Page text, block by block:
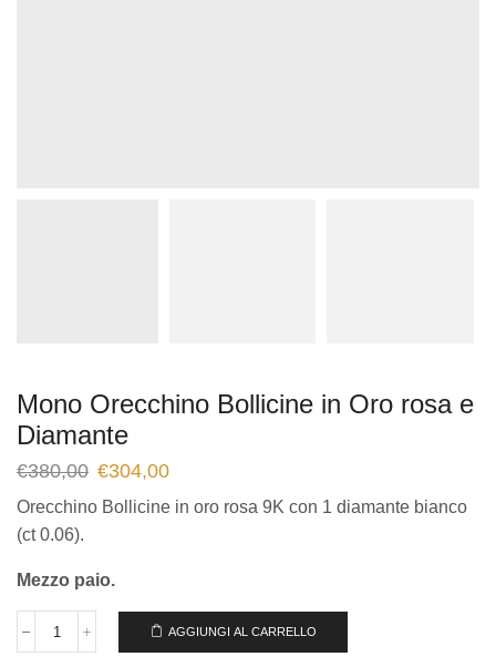
Mono Orecchino Bollicine in Oro rosa e
Diamante
€380,00 €304,00
Orecchino Bollicine in oro rosa 9K con 1 diamante bianco
(ct 0.06).
Mezzo paio.
AGGIUNGI AL CARRELLO